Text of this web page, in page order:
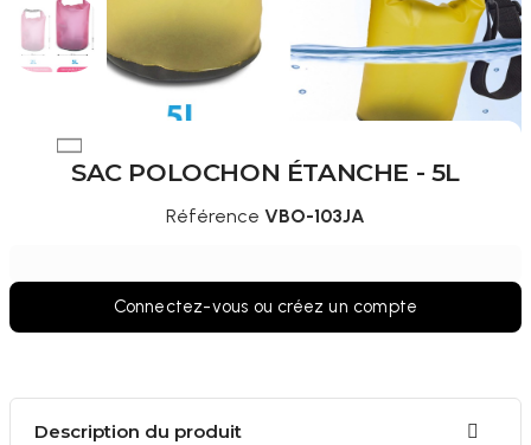
SAC POLOCHON ÉTANCHE - 5L
Référence VBO-103JA
Connectez-vous ou créez un compte
Description du produit